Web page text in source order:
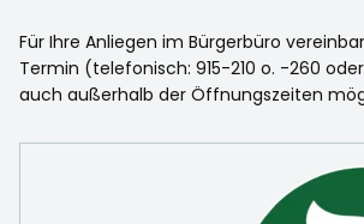
Für Ihre Anliegen im Bürgerbüro
Termin (telefonisch: 915-210 o. -260
auch außerhalb der Öffnungszeiten